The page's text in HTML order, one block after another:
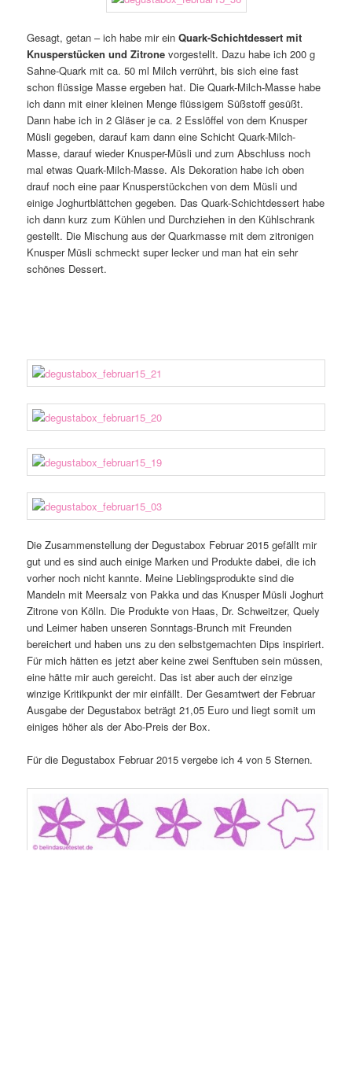
Gesagt, getan – ich habe mir einQuark-Schichtdessert mit
Knusperstücken und Zitrone vorgestellt. Dazu habe ich 200 g
Sahne-Quark mit ca. 50 ml Milch verrührt, bis sich eine fast
schon flüssige Masse ergeben hat. Die Quark-Milch-Masse habe
ich dann mit einer kleinen Menge flüssigem Süßstoff gesüßt.
Dann habe ich in 2 Gläser je ca. 2 Esslöffel von dem Knusper
Müsli gegeben, darauf kam dann eine Schicht Quark-Milch-
Masse, darauf wieder Knusper-Müsli und zum Abschluss noch
mal etwas Quark-Milch-Masse. Als Dekoration habe ich oben
drauf noch eine paar Knusperstückchen von dem Müsli und
einige Joghurtblättchen gegeben. Das Quark-Schichtdessert habe
ich dann kurz zum Kühlen und Durchziehen in den Kühlschrank
gestellt. Die Mischung aus der Quarkmasse mit dem zitronigen
Knusper Müsli schmeckt super lecker und man hat ein sehr
schönes Dessert.
Die Zusammenstellung der Degustabox Februar 2015 gefällt mir
gut und es sind auch einige Marken und Produkte dabei, die ich
vorher noch nicht kannte. Meine Lieblingsprodukte sind die
Mandeln mit Meersalz von Pakka und das Knusper Müsli Joghurt
Zitrone von Kölln. Die Produkte von Haas, Dr. Schweitzer, Quely
und Leimer haben unseren Sonntags-Brunch mit Freunden
bereichert und haben uns zu den selbstgemachten Dips inspiriert.
Für mich hätten es jetzt aber keine zwei Senftuben sein müssen,
eine hätte mir auch gereicht. Das ist aber auch der einzige
winzige Kritikpunkt der mir einfällt. Der Gesamtwert der Februar
Ausgabe der Degustabox beträgt 21,05 Euro und liegt somit um
einiges höher als der Abo-Preis der Box.
Für die Degustabox Februar 2015 vergebe ich 4 von 5 Sternen.